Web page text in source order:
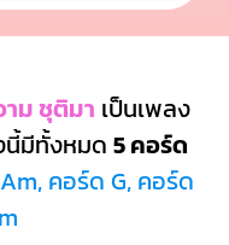
ม ชุติมา เป็นเพลง
นี้มีทั้งหมด5 คอร์ด
คอร์ด G, คอร์ด